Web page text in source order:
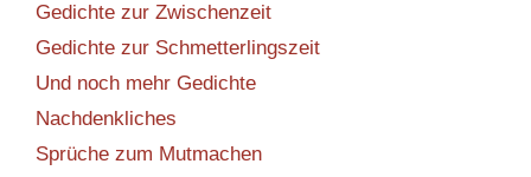
Gedichte zur Zwischenzeit
Gedichte zur Schmetterlingszeit
Und noch mehr Gedichte
Nachdenkliches
Sprüche zum Mutmachen